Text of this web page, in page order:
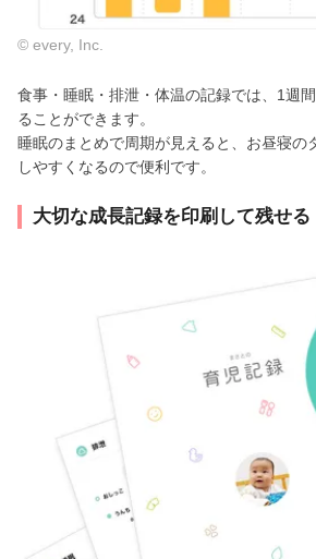
© every, Inc.
食事・睡眠・排泄・体温の記録では、1週
ることができます。
睡眠のまとめで周期が見えると、お昼寝の
しやすくなるので便利です。
大切な成長記録を印刷して残せる